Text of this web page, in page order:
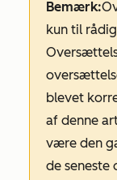
Bemærk:
kun til
blevet
af denne
være den
de seneste